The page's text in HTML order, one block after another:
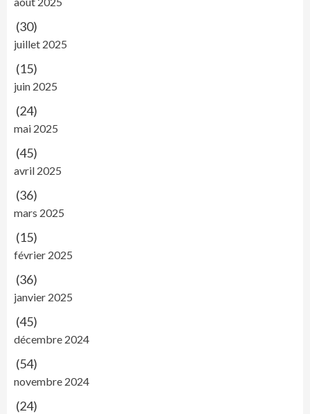
(30)
juillet 2025
(15)
juin 2025
(24)
mai 2025
(45)
avril 2025
(36)
mars 2025
(15)
février 2025
(36)
janvier 2025
(45)
décembre 2024
(54)
novembre 2024
(24)